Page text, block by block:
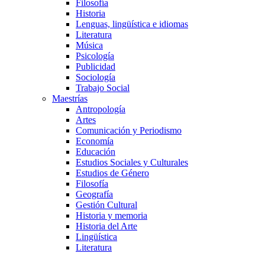
Filosofía
Historia
Lenguas, lingüística e idiomas
Literatura
Música
Psicología
Publicidad
Sociología
Trabajo Social
Maestrías
Antropología
Artes
Comunicación y Periodismo
Economía
Educación
Estudios Sociales y Culturales
Estudios de Género
Filosofía
Geografía
Gestión Cultural
Historia y memoria
Historia del Arte
Lingüística
Literatura